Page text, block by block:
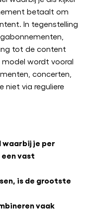
betaalt om
In tegenstelling
tot de content
model wordt vooral
concerten,
niet via reguliere
waarbij je per
vast
is de grootste
vaak